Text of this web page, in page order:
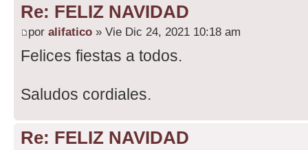
Re: FELIZ NAVIDAD
por alifatico » Vie Dic 24, 2021 10:18 am
Felices fiestas a todos.
Saludos cordiales.
Re: FELIZ NAVIDAD